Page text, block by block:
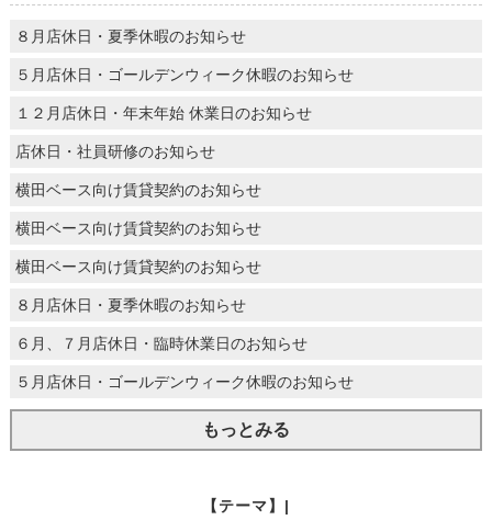
８月店休日・夏季休暇のお知らせ
５月店休日・ゴールデンウィーク休暇のお知らせ
１２月店休日・年末年始 休業日のお知らせ
店休日・社員研修のお知らせ
横田ベース向け賃貸契約のお知らせ
横田ベース向け賃貸契約のお知らせ
横田ベース向け賃貸契約のお知らせ
８月店休日・夏季休暇のお知らせ
６月、７月店休日・臨時休業日のお知らせ
５月店休日・ゴールデンウィーク休暇のお知らせ
もっとみる
【テーマ】|